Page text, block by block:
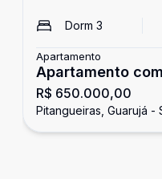
Dorm 3
Apartamento
Apartamento
Pitangueiras,
R$ 650.000,00
Pitangueiras, Guarujá -